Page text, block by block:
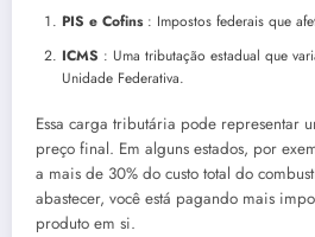
PIS e Cofins : Impostos federais que
ICMS : Uma tributação estadual que
Unidade Federativa.
Essa carga tributária pode representar
preço final. Em alguns estados, por
a mais de 30% do custo total do
abastecer, você está pagando mais
produto em si.